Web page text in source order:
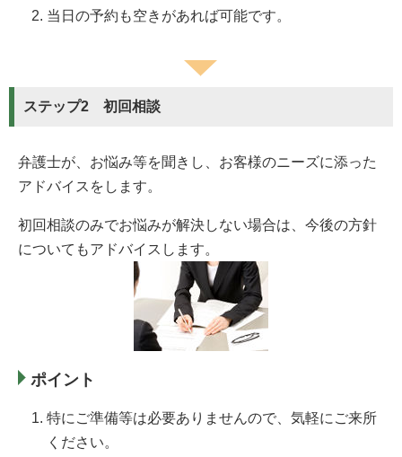
当日の予約も空きがあれば可能です。
ステップ2 初回相談
弁護士が、お悩み等を聞きし、お客様のニーズに添った
アドバイスをします。
初回相談のみでお悩みが解決しない場合は、今後の方針
についてもアドバイスします。
ポイント
特にご準備等は必要ありませんので、気軽にご来所
ください。